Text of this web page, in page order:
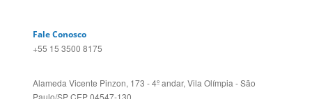
Alameda Vicente Pinzon, 173 - 4º andar, Vila Olímpia - São
Language Trainers,fundada em 2004 fornecendo cursos de